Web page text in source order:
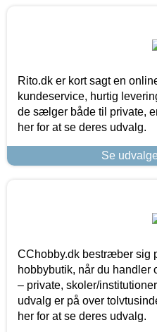
Rito.dk er kort sagt en
kundeservice, hurtig
de sælger både til private,
her for at se deres udvalg.
Se
CChobby.dk bestræber sig
hobbybutik, når du handler
– private, skoler/
udvalg er på over
her for at se deres udvalg.